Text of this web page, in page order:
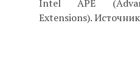
Intel APE
Extensions).